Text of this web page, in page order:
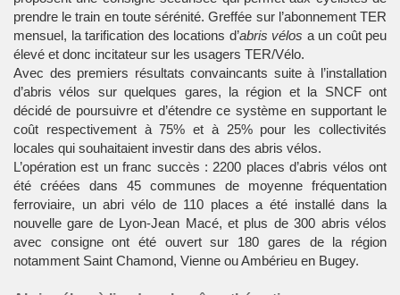
prendre le train en toute sérénité. Greffée sur l’abonnement TER
mensuel, la tarification des locations d’abris vélos a un coût peu
élevé et donc incitateur sur les usagers TER/Vélo.
Avec des premiers résultats convaincants suite à l’installation
d’abris vélos sur quelques gares, la région et la SNCF ont
décidé de poursuivre et d’étendre ce système en supportant le
coût respectivement à 75% et à 25% pour les collectivités
locales qui souhaitaient investir dans des abris vélos.
L’opération est un franc succès : 2200 places d’abris vélos ont
été créées dans 45 communes de moyenne fréquentation
ferroviaire, un abri vélo de 110 places a été installé dans la
nouvelle gare de Lyon-Jean Macé, et plus de 300 abris vélos
avec consigne ont été ouvert sur 180 gares de la région
notamment Saint Chamond, Vienne ou Ambérieu en Bugey.